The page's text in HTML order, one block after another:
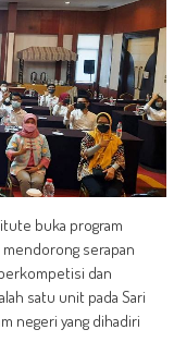
buka program
mendorong serapan
dan
satu unit pada Sari
negeri yang dihadiri